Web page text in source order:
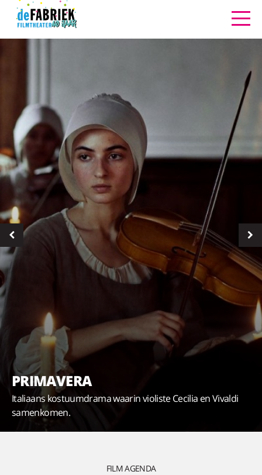
PRIMAVERA
Italiaans kostuumdrama waarin violiste Cecilia en Vivaldi
samenkomen.
FILM AGENDA